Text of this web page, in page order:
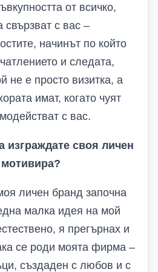
от всичко,
свързват с вас –
начинът по който
и следата,
не е просто визитка, а
имат, когато чуят
с вас.
изграждате своя личен
личен бранд започна
малка идея на мой
я прегърнах и
се роди моята фирма –
създаден с любов и с